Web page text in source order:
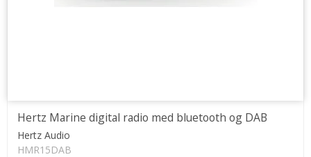
Hertz Marine digital radio med bluetooth og DAB
Hertz Audio
HMR15DAB